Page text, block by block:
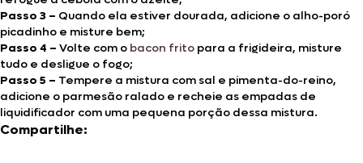
Passo 3 – Quando ela estiver dourada, adicione o alho-poró
picadinho e misture bem;
Passo 4 – Volte com o bacon frito para a frigideira, misture
tudo e desligue o fogo;
Passo 5 – Tempere a mistura com sal e pimenta-do-reino,
adicione o parmesão ralado e recheie as empadas de
liquidificador com uma pequena porção dessa mistura.
Compartilhe: